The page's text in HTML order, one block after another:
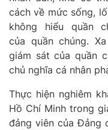
cách về mức sống,
không hiểu quần
của quần chúng.
giám sát của quần
chủ nghĩa cá nhân
Thực hiện nghiêm
Hồ Chí Minh trong
đảng viên của Đảng